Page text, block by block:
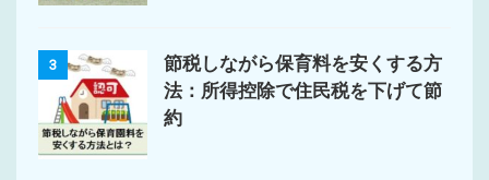
3
節税しながら保育料を安くする方
法：所得控除で住民税を下げて節
約